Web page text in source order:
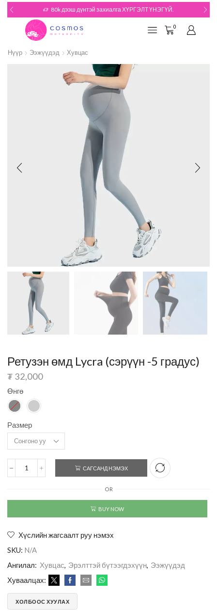
80k дээш дүнтэй захиалга ХҮРГЭЛТ ҮНЭГҮЙ.
0
Нүүр Ээжүүдэд Хувцас
Ретузэн өмд Lycra (сэрүүн -5 градус)
₮ 32,000
Өнгө
Размер
САГСАНД НЭМЭХ
OR
BUY NOW
Хүслийн жагсаалт руу нэмэх
SKU: N/A
Ангилал: Хувцас, Эрэлттэй бүтээгдэхүүн, Ээжүүдэд
Хуваалцах:
ХОЛБООС ХУУЛАХ